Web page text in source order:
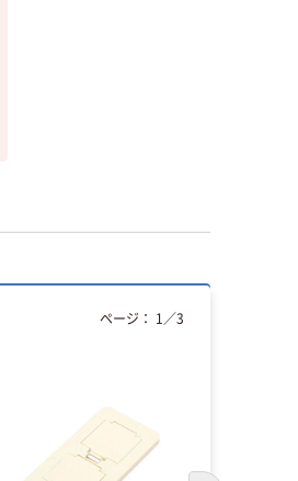
ページ： 1 ／3